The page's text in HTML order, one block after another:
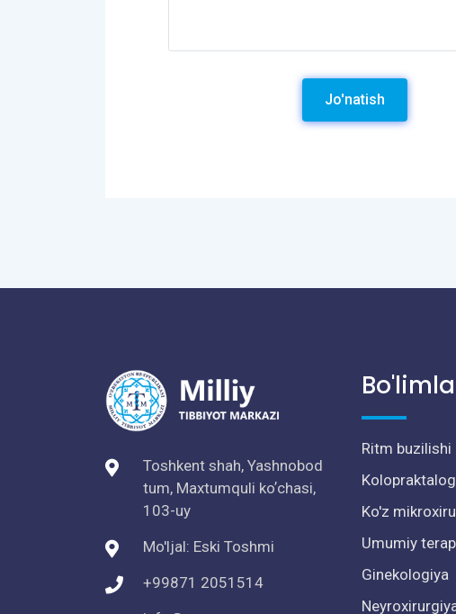
Jo'natish
Toshkent shah, Yashnobod
tum, Maxtumquli koʼchasi,
103-uy
Mo'ljal: Eski Toshmi
+99871 2051514
Ritm buzilishi
Ko'z
Umumiy
Ginekologiya